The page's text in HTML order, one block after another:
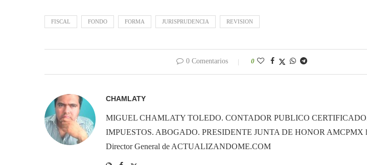
FISCAL FONDO FORMA JURISPRUDENCIA REVISION
0 Comentarios 0
CHAMLATY
MIGUEL CHAMLATY TOLEDO. CONTADOR PUBLICO
IMPUESTOS. ABOGADO. PRESIDENTE JUNTA DE HONOR AMCPMX
Director General de ACTUALIZANDOME.COM